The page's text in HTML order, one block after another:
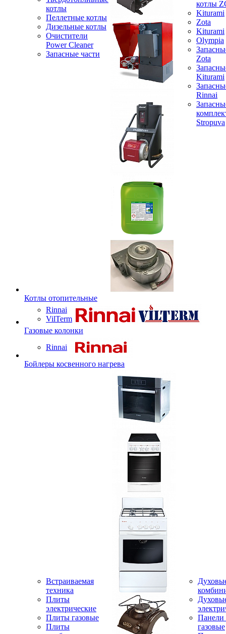
котлы
Пеллетные котлы
Дизельные котлы
Очистители
Power Cleaner
Запасные части
котлы
Kiturami
Zota
Kiturami
Olympia
Zota
Kiturami
Rinnai
Stropuva
Котлы отопительные
Rinnai
VilTerm
Газовые колонки
Rinnai
Бойлеры косвенного нагрева
Встраиваемая
техника
Плиты
электрические
Плиты газовые
Плиты
Панели
газовые